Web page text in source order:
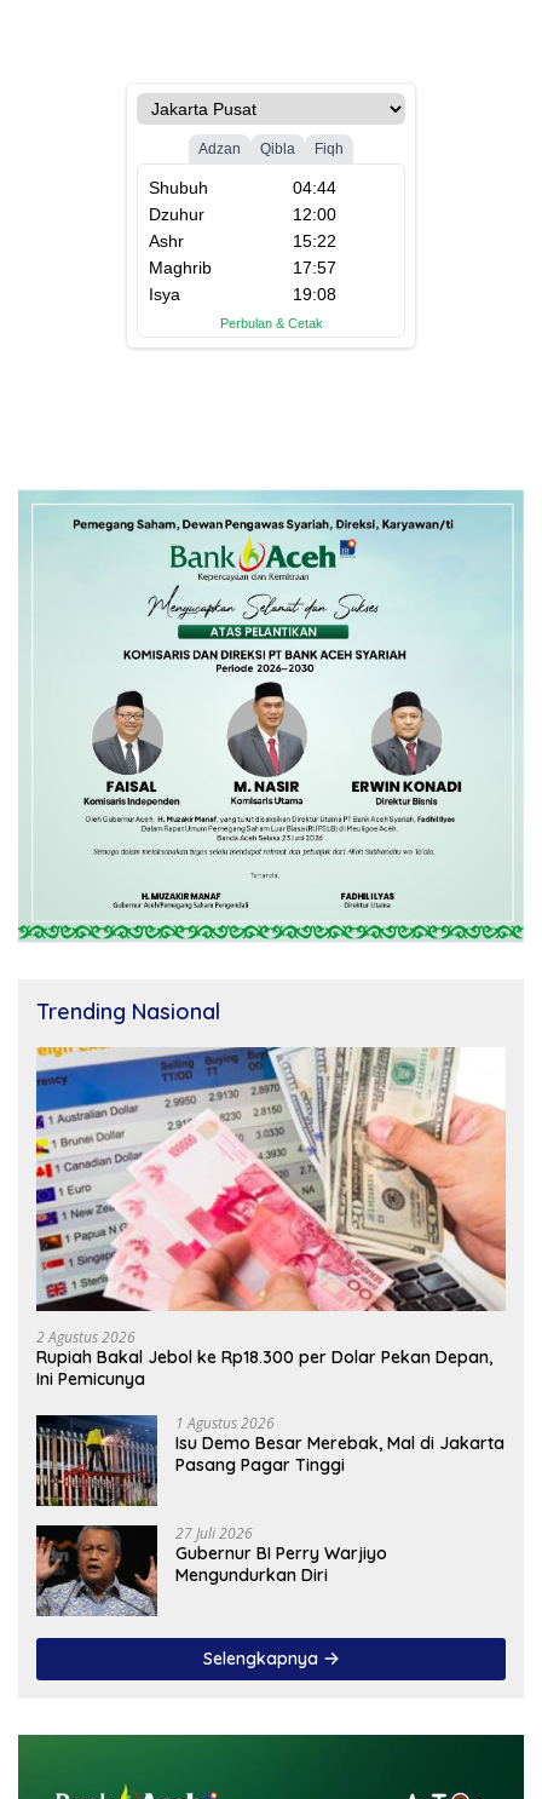
Trending Nasional
2 Agustus 2026
Rupiah Bakal Jebol ke Rp18.300 per Dolar Pekan Depan,
Ini Pemicunya
1 Agustus 2026
Isu Demo Besar Merebak, Mal di Jakarta
Pasang Pagar Tinggi
27 Juli 2026
Gubernur BI Perry Warjiyo
Mengundurkan Diri
Selengkapnya